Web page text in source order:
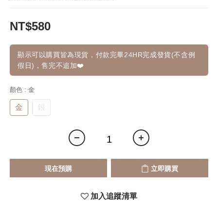
NT$580
顯示可以購買皆為現貨，付款完畢24HR完成發貨(不含例
假日)，售完不追加❤️
顏色 : 金
金 銀
現在預購 立即購買
加入追蹤清單